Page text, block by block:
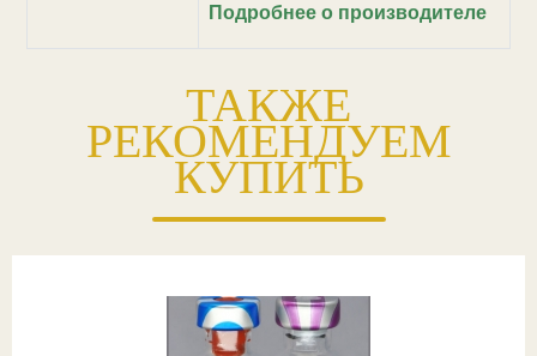
Подробнее о производителе
ТАКЖЕ
РЕКОМЕНДУЕМ
КУПИТЬ